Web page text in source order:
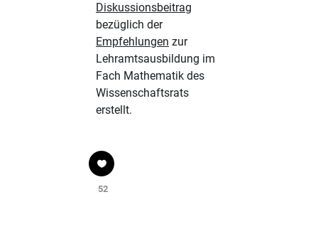
Diskussionsbeitrag
bezüglich der
Empfehlungen zur
Lehramtsausbildung im
Fach Mathematik des
Wissenschaftsrats
erstellt.
52